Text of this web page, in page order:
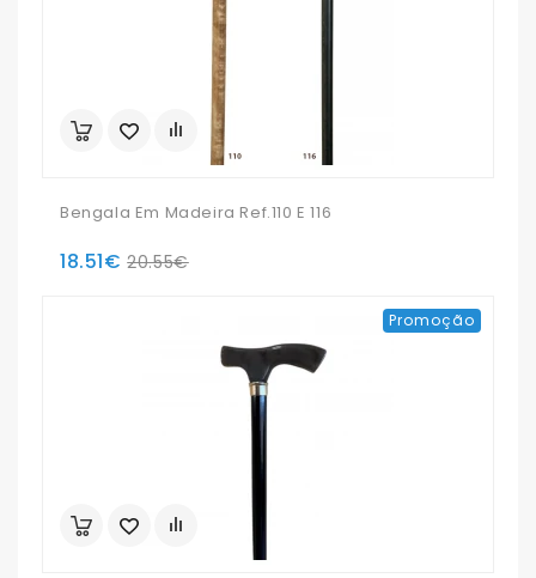
Bengala Em Madeira Ref.110 E 116
18.51€ 20.55€
Promoção